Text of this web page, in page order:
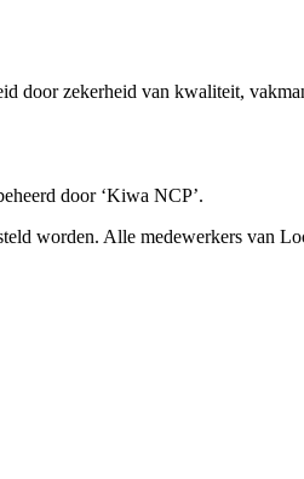
door zekerheid van kwaliteit,
door ‘Kiwa NCP’.
worden. Alle medewerkers van